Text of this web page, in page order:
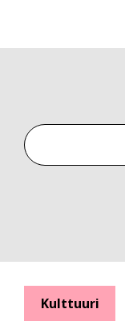
Kulttuuri